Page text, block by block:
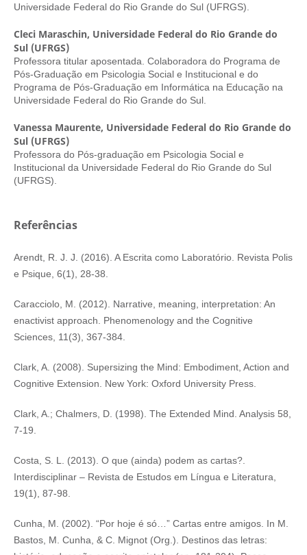
Universidade Federal do Rio Grande do Sul (UFRGS).
Cleci Maraschin, Universidade Federal do Rio Grande do
Sul (UFRGS)
Professora titular aposentada. Colaboradora do Programa de
Pós-Graduação em Psicologia Social e Institucional e do
Programa de Pós-Graduação em Informática na Educação na
Universidade Federal do Rio Grande do Sul.
Vanessa Maurente, Universidade Federal do Rio Grande do
Sul (UFRGS)
Professora do Pós-graduação em Psicologia Social e
Institucional da Universidade Federal do Rio Grande do Sul
(UFRGS).
Referências
Arendt, R. J. J. (2016). A Escrita como Laboratório. Revista Polis
e Psique, 6(1), 28-38.
Caracciolo, M. (2012). Narrative, meaning, interpretation: An
enactivist approach. Phenomenology and the Cognitive
Sciences, 11(3), 367-384.
Clark, A. (2008). Supersizing the Mind: Embodiment, Action and
Cognitive Extension. New York: Oxford University Press.
Clark, A.; Chalmers, D. (1998). The Extended Mind. Analysis 58,
7-19.
Costa, S. L. (2013). O que (ainda) podem as cartas?.
Interdisciplinar – Revista de Estudos em Língua e Literatura,
19(1), 87-98.
Cunha, M. (2002). “Por hoje é só…” Cartas entre amigos. In M.
Bastos, M. Cunha, & C. Mignot (Org.). Destinos das letras: